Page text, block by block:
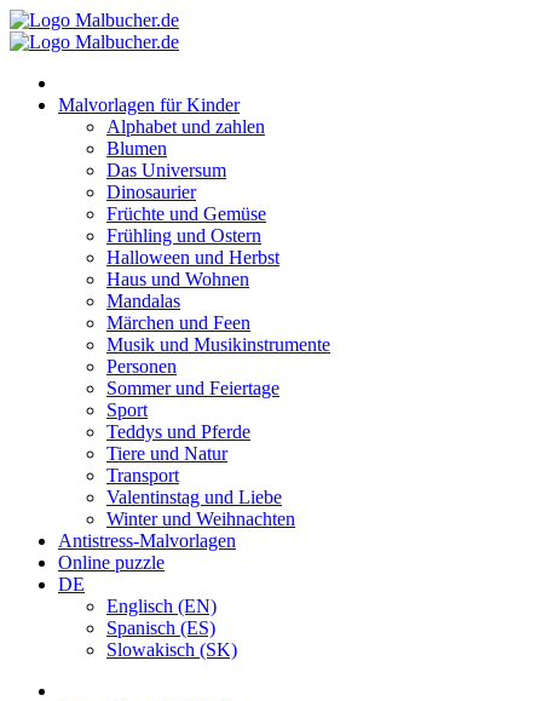
Zum
Inhalt
Malvorlagen für Kinder
Alphabet und zahlen
Blumen
Das Universum
Dinosaurier
Früchte und Gemüse
Frühling und Ostern
Halloween und Herbst
Haus und Wohnen
Mandalas
Märchen und Feen
Musik und Musikinstrumente
Personen
Sommer und Feiertage
Sport
Teddys und Pferde
Tiere und Natur
Transport
Valentinstag und Liebe
Winter und Weihnachten
Antistress-Malvorlagen
Online puzzle
DE
Englisch (EN)
Spanisch (ES)
Slowakisch (SK)